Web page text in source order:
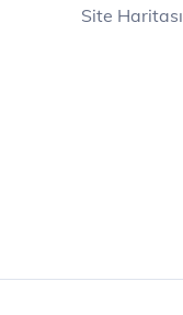
Site Haritası